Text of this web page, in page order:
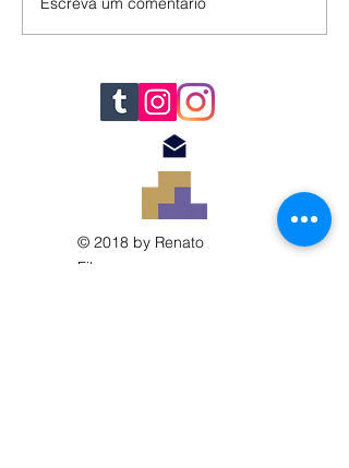
© 2018 by Renato
Filomena